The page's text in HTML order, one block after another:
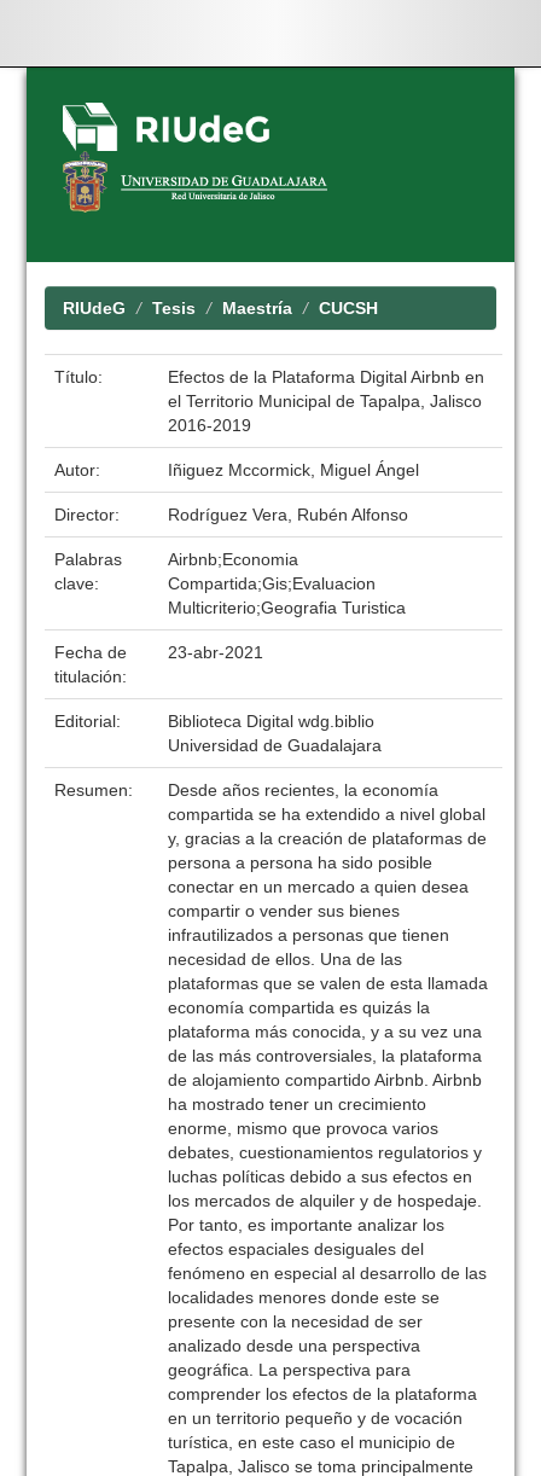
Skip
navigation
RIUdeG Tesis Maestría CUCSH
Título:
Efectos de la Plataforma Digital Airbnb en
el Territorio Municipal de Tapalpa, Jalisco
2016-2019
Autor: Iñiguez Mccormick, Miguel Ángel
Director: Rodríguez Vera, Rubén Alfonso
Palabras
clave:
Airbnb;Economia
Compartida;Gis;Evaluacion
Multicriterio;Geografia Turistica
Fecha de
titulación:
23-abr-2021
Editorial:
Biblioteca Digital wdg.biblio
Universidad de Guadalajara
Resumen:
Desde años recientes, la economía
compartida se ha extendido a nivel global
y, gracias a la creación de plataformas de
persona a persona ha sido posible
conectar en un mercado a quien desea
compartir o vender sus bienes
infrautilizados a personas que tienen
necesidad de ellos. Una de las
plataformas que se valen de esta llamada
economía compartida es quizás la
plataforma más conocida, y a su vez una
de las más controversiales, la plataforma
de alojamiento compartido Airbnb. Airbnb
ha mostrado tener un crecimiento
enorme, mismo que provoca varios
debates, cuestionamientos regulatorios y
luchas políticas debido a sus efectos en
los mercados de alquiler y de hospedaje.
Por tanto, es importante analizar los
efectos espaciales desiguales del
fenómeno en especial al desarrollo de las
localidades menores donde este se
presente con la necesidad de ser
analizado desde una perspectiva
geográfica. La perspectiva para
comprender los efectos de la plataforma
en un territorio pequeño y de vocación
turística, en este caso el municipio de
Tapalpa, Jalisco se toma principalmente